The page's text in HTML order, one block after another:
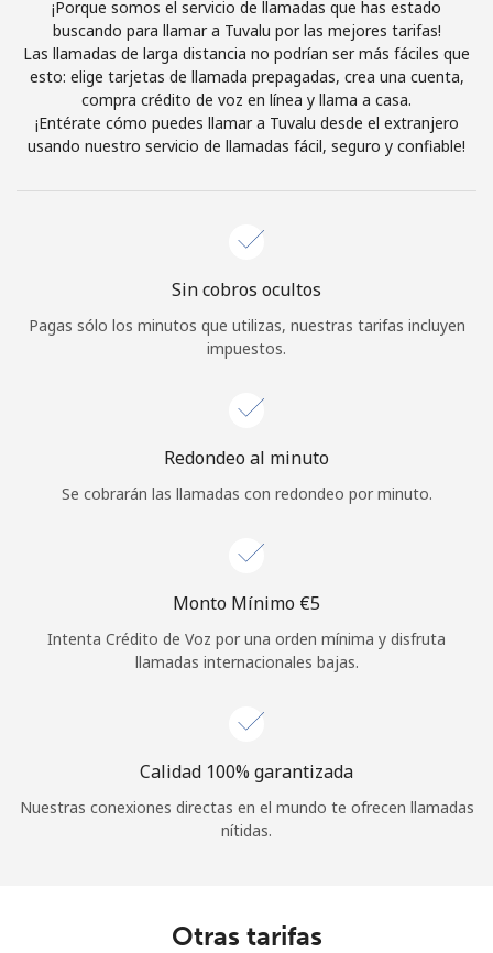
Al abrir una cuenta en este sitio web, estoy de acuerdo con
estosTérminos y condiciones.
Únete
¡Hola!
Inicia sesión oREGÍSTRATE →
¿Olvidaste tu contraseña? →
Continuar con
¡Porque somos el servicio de llamadas que has estado
buscando para llamar a Tuvalu por las mejores tarifas!
Las llamadas de larga distancia no podrían ser más fáciles que
esto: elige tarjetas de llamada prepagadas, crea una cuenta,
compra crédito de voz en línea y llama a casa.
¡Entérate cómo puedes llamar a Tuvalu desde el extranjero
usando nuestro servicio de llamadas fácil, seguro y confiable!
Sin cobros ocultos
Pagas sólo los minutos que utilizas, nuestras tarifas incluyen
impuestos.
Redondeo al minuto
Se cobrarán las llamadas con redondeo por minuto.
Monto Mínimo ⁦€5⁩
Intenta Crédito de Voz por una orden mínima y disfruta
llamadas internacionales bajas.
Calidad 100% garantizada
Nuestras conexiones directas en el mundo te ofrecen llamadas
nítidas.
Otras tarifas